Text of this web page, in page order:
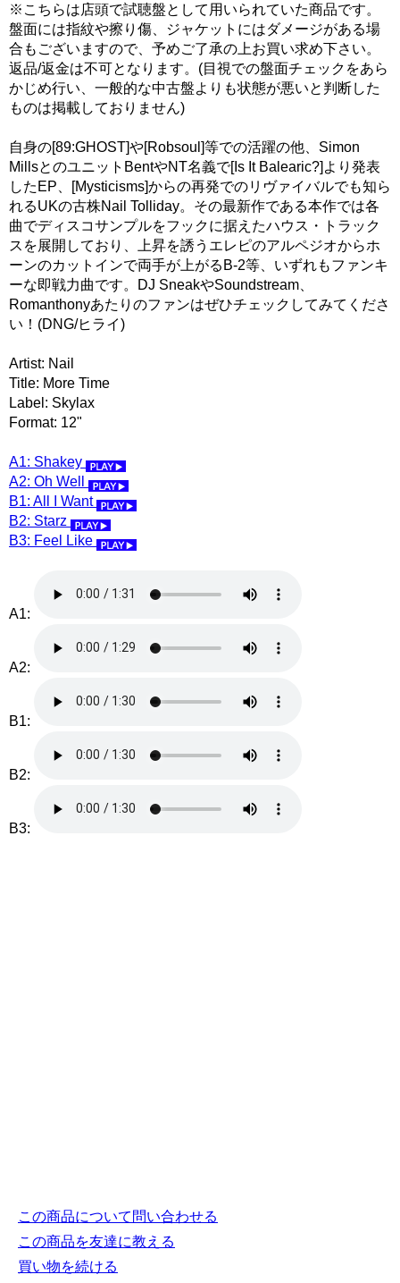
※こちらは店頭で試聴盤として用いられていた商品です。
盤面には指紋や擦り傷、ジャケットにはダメージがある場
合もございますので、予めご了承の上お買い求め下さい。
返品/返金は不可となります。(目視での盤面チェックをあら
かじめ行い、一般的な中古盤よりも状態が悪いと判断した
ものは掲載しておりません)
自身の[89:GHOST]や[Robsoul]等での活躍の他、Simon
MillsとのユニットBentやNT名義で[Is It Balearic?]より発表
したEP、[Mysticisms]からの再発でのリヴァイバルでも知ら
れるUKの古株Nail Tolliday。その最新作である本作では各
曲でディスコサンプルをフックに据えたハウス・トラック
スを展開しており、上昇を誘うエレピのアルペジオからホ
ーンのカットインで両手が上がるB-2等、いずれもファンキ
ーな即戦力曲です。DJ SneakやSoundstream、
Romanthonyあたりのファンはぜひチェックしてみてくださ
い！(DNG/ヒライ)
Artist: Nail
Title: More Time
Label: Skylax
Format: 12"
A1: Shakey
A2: Oh Well
B1: All I Want
B2: Starz
B3: Feel Like
A1:
A2:
B1:
B2:
B3:
この商品について問い合わせる
この商品を友達に教える
買い物を続ける